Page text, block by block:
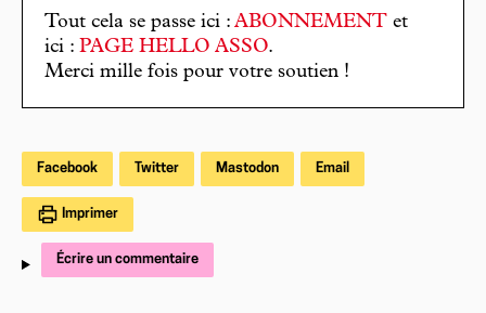
Tout cela se passe ici : ABONNEMENT et
ici : PAGE HELLO ASSO.
Merci mille fois pour votre soutien !
Facebook Twitter Mastodon Email
Imprimer
Écrire un commentaire